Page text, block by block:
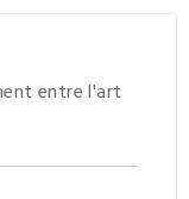
entre l'art